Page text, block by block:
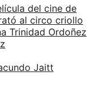
del cine de
al circo criollo
Trinidad Ordoñez
Jaitt